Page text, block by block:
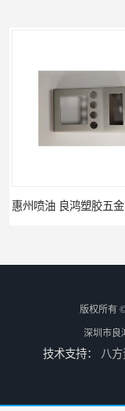
版权所有
深圳市良
技术支持： 八